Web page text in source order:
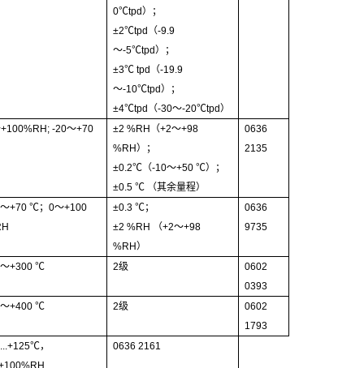
0℃tpd）
；
±2℃tpd（-9.9
～-5℃tpd）
；
±3℃ tpd（-19.9
～-10℃tpd）
；
±4℃tpd（-30～-20℃tpd）
+100%RH; -20～+70
±2 %RH（+2～+98
%RH）
；
±0.2℃ （-10～+50℃）
；
±0.5℃ （其余量程）
0636
2135
～+70℃；0～+100
±0.3℃；
±2 %RH （+2～+98
%RH）
0636
9735
～+300℃ 2级
0602
0393
～+400℃ 2级
0602
1793
℃，
0636 2161